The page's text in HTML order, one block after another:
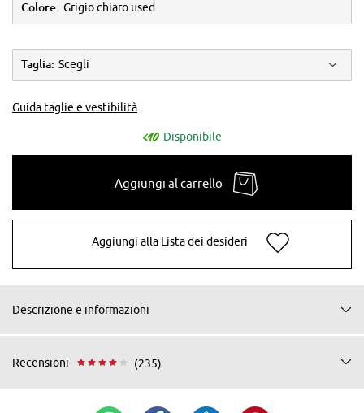
Colore: Grigio chiaro used
Taglia: Scegli
Guida taglie e vestibilità
Disponibile
Aggiungi al carrello
Aggiungi alla Lista dei desideri
Descrizione e informazioni
Recensioni (235)